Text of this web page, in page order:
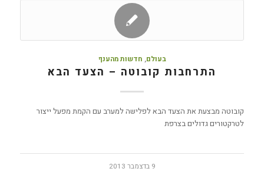
בעולם, חדשות מהענף
התרחבות קובוטה – הצעד הבא
קובוטה מבצעת את הצעד הבא לפלישה למערב עם הקמת מפעל ייצור
לטרקטורים גדולים בצרפת
9 בדצמבר 2013